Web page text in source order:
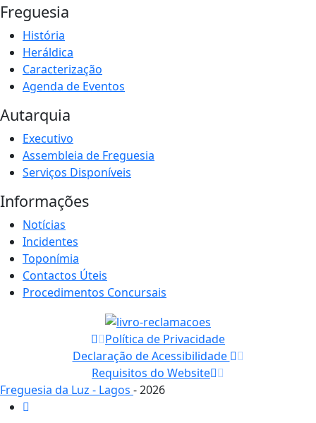
Freguesia
História
Heráldica
Caracterização
Agenda de Eventos
Autarquia
Executivo
Assembleia de Freguesia
Serviços Disponíveis
Informações
Notícias
Incidentes
Toponímia
Contactos Úteis
Procedimentos Concursais
Política de Privacidade
Declaração de Acessibilidade
Requisitos do Website
Freguesia da Luz - Lagos - 2026